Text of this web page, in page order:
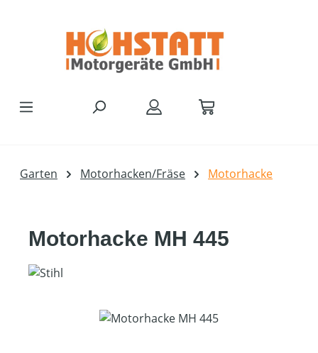
Garten Motorhacken/Fräse Motorhacke
Motorhacke MH 445
Bildergalerie überspringen